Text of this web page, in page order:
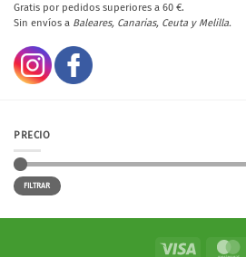
Gratis por pedidos superiores a 60 €.
Sin envíos a Baleares, Canarias, Ceuta y Melilla.
PRECIO
Precio
mínimo
Precio
máximo
FILTRAR